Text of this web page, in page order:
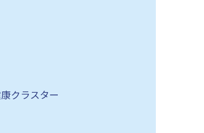
クラスター